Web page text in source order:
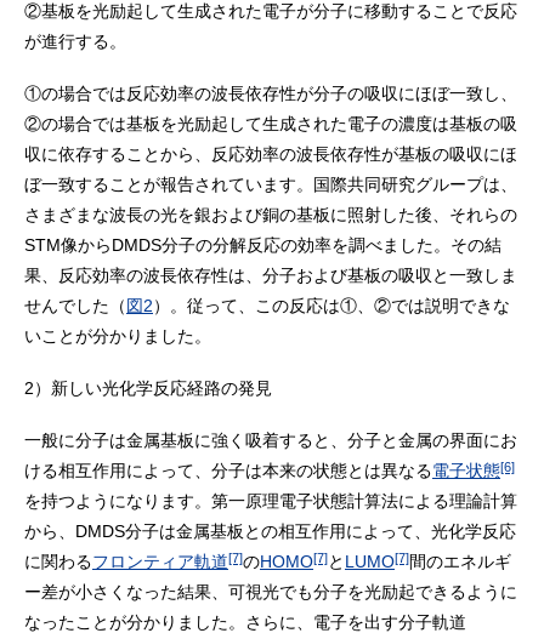
②基板を光励起して生成された電子が分子に移動することで反応
が進行する。
①の場合では反応効率の波長依存性が分子の吸収にほぼ一致し、
②の場合では基板を光励起して生成された電子の濃度は基板の吸
収に依存することから、反応効率の波長依存性が基板の吸収にほ
ぼ一致することが報告されています。国際共同研究グループは、
さまざまな波長の光を銀および銅の基板に照射した後、それらの
STM像からDMDS分子の分解反応の効率を調べました。その結
果、反応効率の波長依存性は、分子および基板の吸収と一致しま
せんでした（図2）。従って、この反応は①、②では説明できな
いことが分かりました。
2）新しい光化学反応経路の発見
一般に分子は金属基板に強く吸着すると、分子と金属の界面にお
ける相互作用によって、分子は本来の状態とは異なる電子状態[6]
を持つようになります。第一原理電子状態計算法による理論計算
から、DMDS分子は金属基板との相互作用によって、光化学反応
に関わるフロンティア軌道[7]のHOMO[7]と LUMO[7]間のエネルギ
ー差が小さくなった結果、可視光でも分子を光励起できるように
なったことが分かりました。さらに、電子を出す分子軌道